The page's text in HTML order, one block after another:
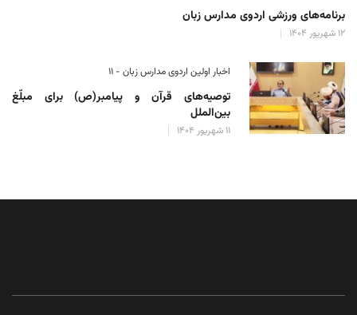
برنامه‌های ورزشی اردوی مدارس زبان
۱۲ شهریور ۱۴۰۴
اخبار اولین اردوی مدارس زبان - ۱۱
توصیه‌های قرآن و پیامبر(ص) برای مبلّغ
بین‌الملل
۱۱ شهریور ۱۴۰۴